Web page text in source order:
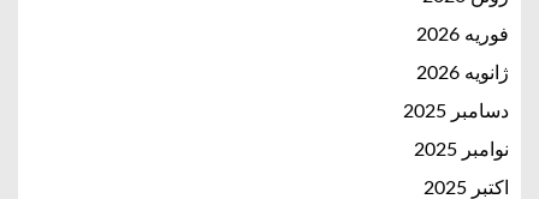
فوریه 2026
ژانویه 2026
دسامبر 2025
نوامبر 2025
اکتبر 2025